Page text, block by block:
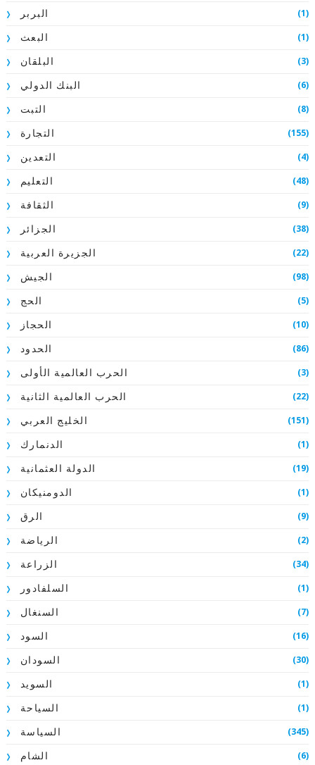
البربر (1)
البعث (1)
البلقان (3)
البنك الدولي (6)
التبت (8)
التجارة (155)
التعدين (4)
التعليم (48)
الثقافة (9)
الجزائر (38)
الجزيرة العربية (22)
الجيش (98)
الحج (5)
الحجاز (10)
الحدود (86)
الحرب العالمية الأولى (3)
الحرب العالمية الثانية (22)
الخليج العربي (151)
الدنمارك (1)
الدولة العثمانية (19)
الدومنيكان (1)
الرق (9)
الرياضة (2)
الزراعة (34)
السلفادور (1)
السنغال (7)
السود (16)
السودان (30)
السويد (1)
السياحة (1)
السياسة (345)
الشام (6)